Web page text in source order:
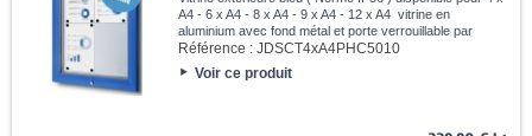
A4 - 6 x A4 - 8 x A4 - 9 x A4 - 12 x A4 vitrine en
aluminium avec fond métal et porte verrouillable par
serrure à clé, vitre en verre trempé 4mm.
Référence : JDSCT4xA4PHC5010
Voir ce produit